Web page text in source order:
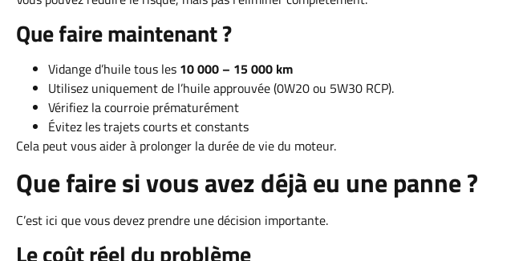
Que faire maintenant ?
Vidange d’huile tous les 10 000 – 15 000 km
Utilisez uniquement de l’huile approuvée (0W20 ou 5W30 RCP).
Vérifiez la courroie prématurément
Évitez les trajets courts et constants
Cela peut vous aider à prolonger la durée de vie du moteur.
Que faire si vous avez déjà eu une panne ?
C’est ici que vous devez prendre une décision importante.